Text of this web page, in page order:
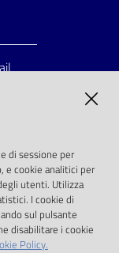
2006
di sessione per
e cookie analitici per
utenti. Utilizza
I cookie di
sul pulsante
disabilitare i cookie
Policy.